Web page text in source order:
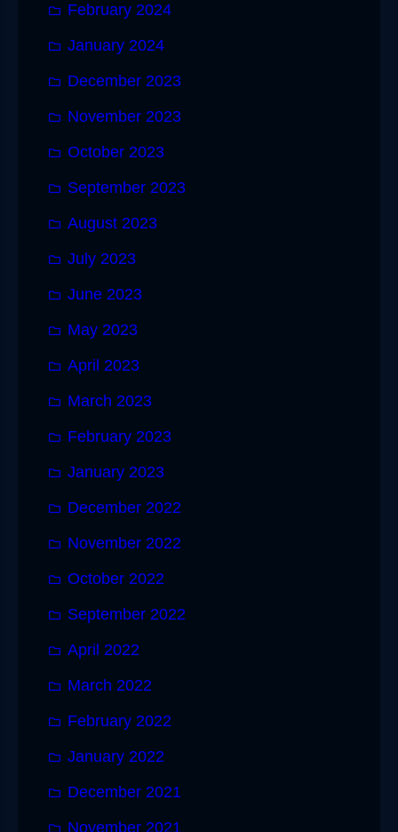
February 2024
January 2024
December 2023
November 2023
October 2023
September 2023
August 2023
July 2023
June 2023
May 2023
April 2023
March 2023
February 2023
January 2023
December 2022
November 2022
October 2022
September 2022
April 2022
March 2022
February 2022
January 2022
December 2021
November 2021